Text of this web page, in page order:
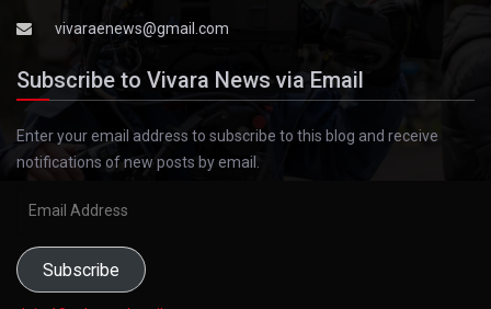
vivaraenews@gmail.com
Subscribe to Vivara News via Email
Enter your email address to subscribe to this blog and receive
notifications of new posts by email.
Subscribe